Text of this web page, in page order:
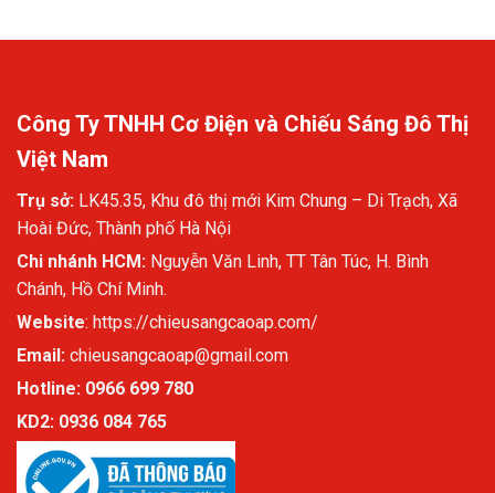
Công Ty TNHH Cơ Điện và Chiếu Sáng Đô Thị
Việt Nam
Trụ sở: LK45.35, Khu đô thị mới Kim Chung – Di Trạch, Xã
Hoài Đức, Thành phố Hà Nội
Chi nhánh HCM: Nguyễn Văn Linh, TT Tân Túc, H. Bình
Chánh, Hồ Chí Minh.
Website: https://chieusangcaoap.com/
Email: chieusangcaoap@gmail.com
Hotline: 0966 699 780
KD2: 0936 084 765